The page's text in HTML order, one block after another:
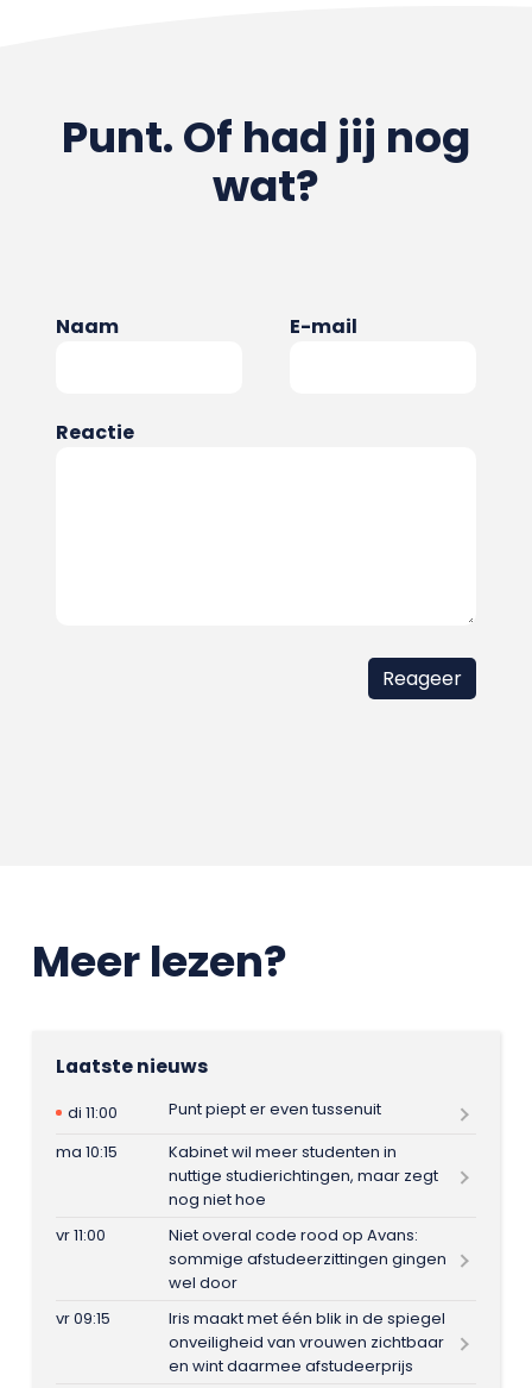
Punt. Of had jij nog
wat?
Naam E-mail
Reactie
Meer lezen?
Laatste nieuws
di 11:00
Punt piept er even tussenuit
ma 10:15
Kabinet wil meer studenten in
nuttige studierichtingen, maar zegt
nog niet hoe
vr 11:00
Niet overal code rood op Avans:
sommige afstudeerzittingen gingen
wel door
vr 09:15
Iris maakt met één blik in de spiegel
onveiligheid van vrouwen zichtbaar
en wint daarmee afstudeerprijs